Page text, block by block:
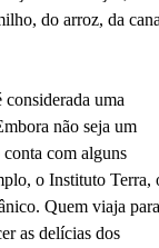
do arroz, da
considerada uma
não seja um
com alguns
o Instituto Terra,
Quem viaja para
as delícias dos